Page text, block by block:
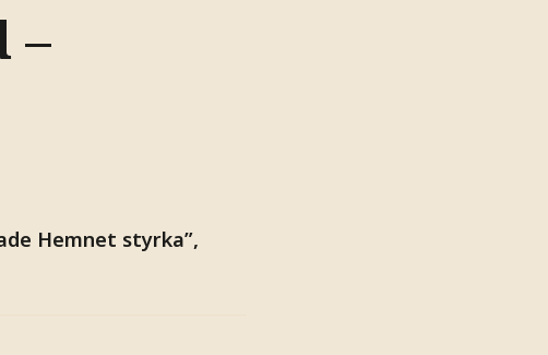
–
Hemnet styrka”,